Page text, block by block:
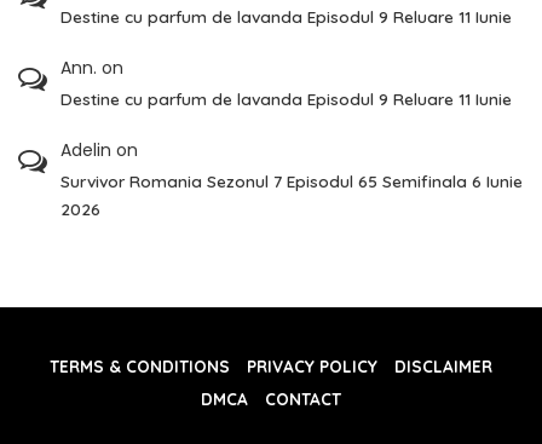
Destine cu parfum de lavanda Episodul 9 Reluare 11 Iunie
Ann. on
Destine cu parfum de lavanda Episodul 9 Reluare 11 Iunie
Adelin on
Survivor Romania Sezonul 7 Episodul 65 Semifinala 6 Iunie
2026
TERMS & CONDITIONS PRIVACY POLICY
DISCLAIMER
DMCA
CONTACT